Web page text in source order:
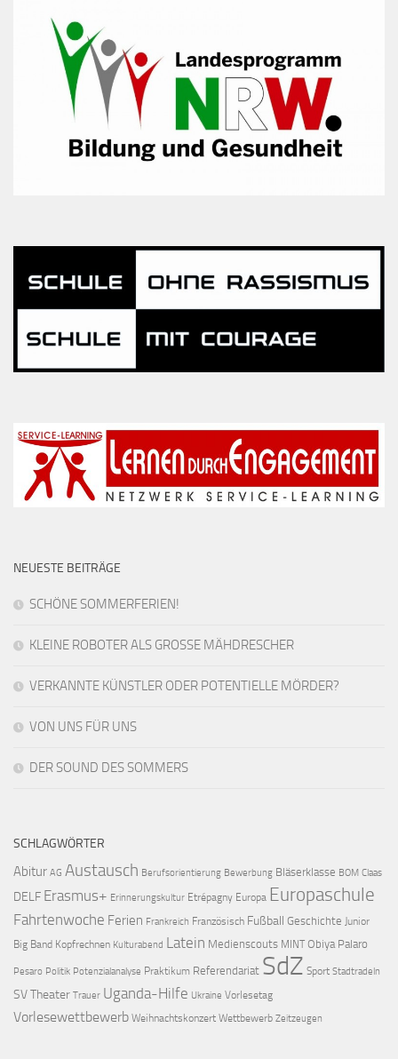
NEUESTE BEITRÄGE
SCHÖNE SOMMERFERIEN!
KLEINE ROBOTER ALS GROSSE MÄHDRESCHER
VERKANNTE KÜNSTLER ODER POTENTIELLE MÖRDER?
VON UNS FÜR UNS
DER SOUND DES SOMMERS
SCHLAGWÖRTER
Abitur AG Austausch Berufsorientierung Bewerbung Bläserklasse BOM Claas
DELF Erasmus+ Erinnerungskultur Etrépagny Europa Europaschule
Fahrtenwoche Ferien Frankreich Französisch Fußball Geschichte Junior
Big Band Kopfrechnen Kulturabend Latein Medienscouts MINT Obiya Palaro
Pesaro Politik Potenzialanalyse Praktikum Referendariat SdZ Sport Stadtradeln
SVTheater Trauer Uganda-Hilfe Ukraine Vorlesetag
Vorlesewettbewerb Weihnachtskonzert Wettbewerb Zeitzeugen